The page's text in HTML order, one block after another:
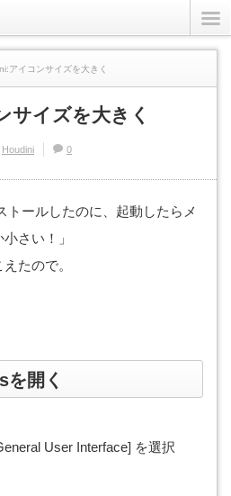
アイコンサイズを大きく
サイズを大きく
Houdini 0
トールしたのに、起動したらメ
さい！」
たので。
を開く
User Interface] を選択